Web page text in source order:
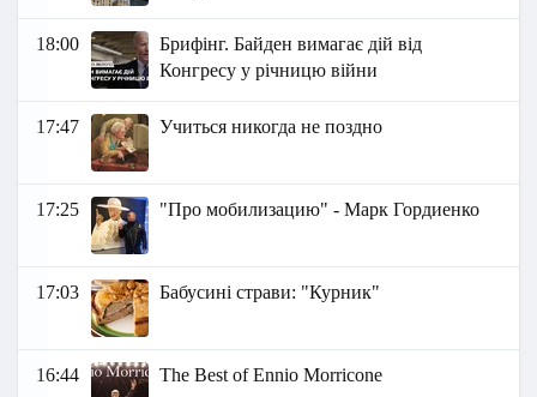
18:00
Брифінг. Байден вимагає дій від
Конгресу у річницю війни
17:47 Учиться никогда не поздно
17:25 "Про мобилизацию" - Марк Гордиенко
17:03 Бабусині страви: "Курник"
16:44 The Best of Ennio Morricone